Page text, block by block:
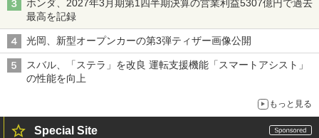
ホンダ、2027年3月期第1四半期決算の営業利益5307億円で過去
最高を記録
光岡、新型オープンカーの第3弾ティザー画像公開
スバル、「ステラ」を改良 運転支援機能「スマートアシスト」
の性能を向上
もっと見る
Special Site